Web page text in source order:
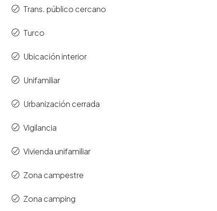
Trans. público cercano
Turco
Ubicación interior
Unifamiliar
Urbanización cerrada
Vigilancia
Vivienda unifamiliar
Zona campestre
Zona camping